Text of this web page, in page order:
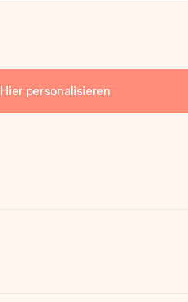
Hier personalisieren